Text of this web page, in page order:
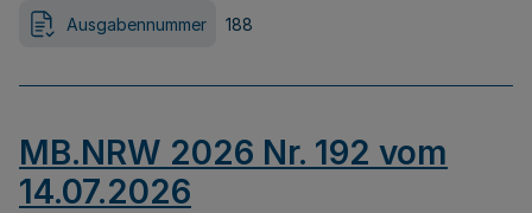
Ausgabennummer 188
MB.NRW 2026 Nr. 192 vom
14.07.2026